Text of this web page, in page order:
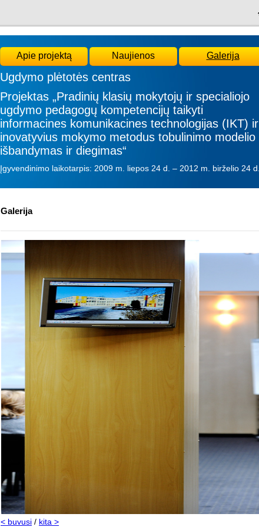
Apie projektą Naujienos Galerija
Ugdymo plėtotės centras
Projektas „Pradinių klasių mokytojų ir specialiojo
ugdymo pedagogų kompetencijų taikyti
informacines komunikacines technologijas (IKT) ir
inovatyvius mokymo metodus tobulinimo modelio
išbandymas ir diegimas“
Įgyvendinimo laikotarpis: 2009 m. liepos 24 d. – 2012 m. birželio 24 d.
Galerija
< buvusi / kita >